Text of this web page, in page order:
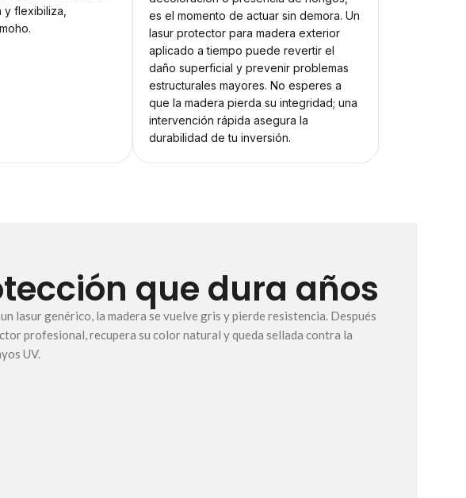
y flexibiliza,
es el momento de actuar sin demora. Un
lasur protector para madera exterior
aplicado a tiempo puede revertir el
daño superficial y prevenir problemas
estructurales mayores. No esperes a
que la madera pierda su integridad; una
intervención rápida asegura la
durabilidad de tu inversión.
que dura años
lasur genérico, la madera se vuelve gris y pierde resistencia. Después
profesional, recupera su color natural y queda sellada contra la
UV.